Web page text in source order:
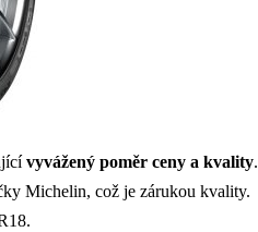
vyvážený poměr ceny a kvality.
Michelin, což je zárukou kvality.